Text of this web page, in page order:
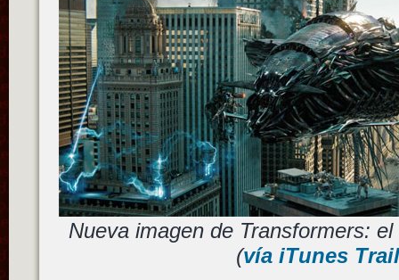
Nueva imagen de Transformers:
(vía iTunes